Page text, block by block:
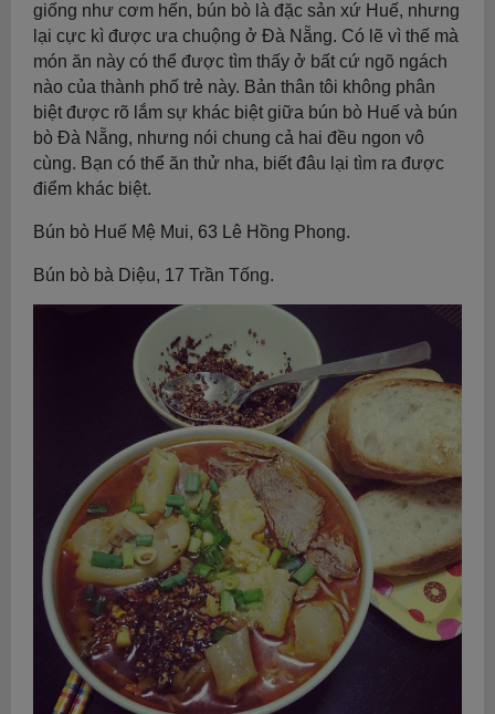
giống như cơm hến, bún bò là đặc sản xứ Huế, nhưng
lại cực kì được ưa chuộng ở Đà Nẵng. Có lẽ vì thế mà
món ăn này có thể được tìm thấy ở bất cứ ngõ ngách
nào của thành phố trẻ này. Bản thân tôi không phân
biệt được rõ lắm sự khác biệt giữa bún bò Huế và bún
bò Đà Nẵng, nhưng nói chung cả hai đều ngon vô
cùng. Bạn có thể ăn thử nha, biết đâu lại tìm ra được
điểm khác biệt.
Bún bò Huế Mệ Mui, 63 Lê Hồng Phong.
Bún bò bà Diệu, 17 Trần Tống.